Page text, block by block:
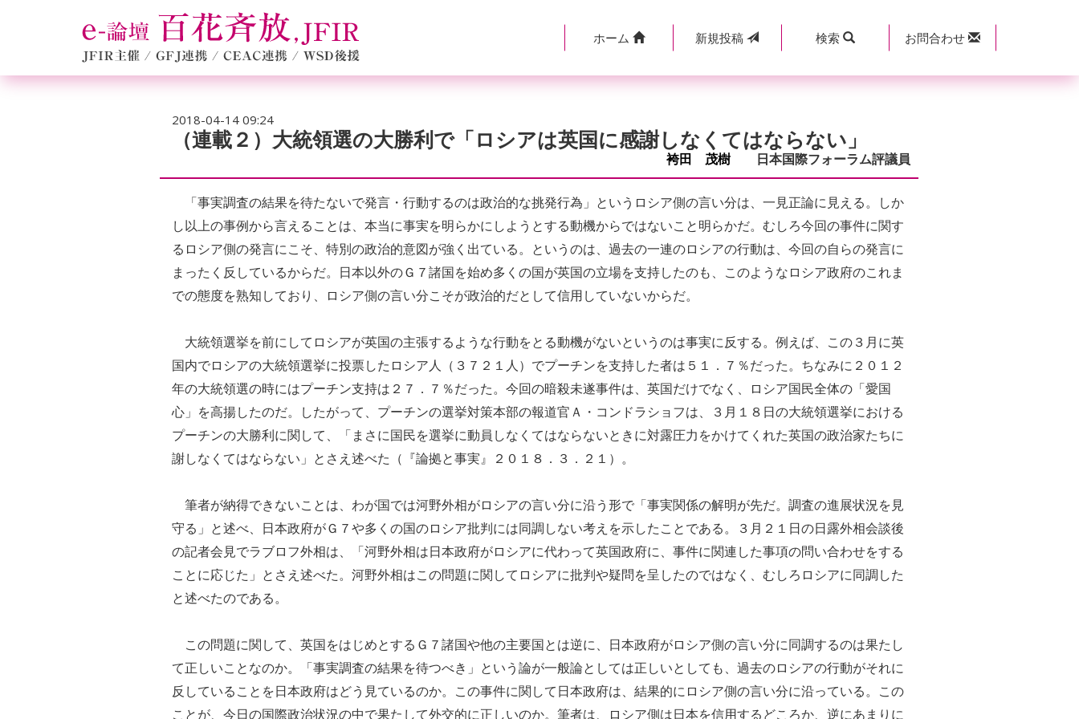
ホーム 新規投稿 検索 お問合わせ
2018-04-14 09:24
（連載２）大統領選の大勝利で「ロシアは英国に感謝しなくてはならない」
袴田 茂樹 日本国際フォーラム評議員
「事実調査の結果を待たないで発言・行動するのは政治的な挑発行為」というロシア側の言い分は、一見正論に見える。しか
し以上の事例から言えることは、本当に事実を明らかにしようとする動機からではないこと明らかだ。むしろ今回の事件に関す
るロシア側の発言にこそ、特別の政治的意図が強く出ている。というのは、過去の一連のロシアの行動は、今回の自らの発言に
まったく反しているからだ。日本以外のＧ７諸国を始め多くの国が英国の立場を支持したのも、このようなロシア政府のこれま
での態度を熟知しており、ロシア側の言い分こそが政治的だとして信用していないからだ。
大統領選挙を前にしてロシアが英国の主張するような行動をとる動機がないというのは事実に反する。例えば、この３月に英
国内でロシアの大統領選挙に投票したロシア人（３７２１人）でプーチンを支持した者は５１．７％だった。ちなみに２０１２
年の大統領選の時にはプーチン支持は２７．７％だった。今回の暗殺未遂事件は、英国だけでなく、ロシア国民全体の「愛国
心」を高揚したのだ。したがって、プーチンの選挙対策本部の報道官Ａ・コンドラショフは、３月１８日の大統領選挙における
プーチンの大勝利に関して、「まさに国民を選挙に動員しなくてはならないときに対露圧力をかけてくれた英国の政治家たちに
謝しなくてはならない」とさえ述べた（『論拠と事実』２０１８．３．２１）。
筆者が納得できないことは、わが国では河野外相がロシアの言い分に沿う形で「事実関係の解明が先だ。調査の進展状況を見
守る」と述べ、日本政府がＧ７や多くの国のロシア批判には同調しない考えを示したことである。３月２１日の日露外相会談後
の記者会見でラブロフ外相は、「河野外相は日本政府がロシアに代わって英国政府に、事件に関連した事項の問い合わせをする
ことに応じた」とさえ述べた。河野外相はこの問題に関してロシアに批判や疑問を呈したのではなく、むしろロシアに同調した
と述べたのである。
この問題に関して、英国をはじめとするＧ７諸国や他の主要国とは逆に、日本政府がロシア側の言い分に同調するのは果たし
て正しいことなのか。「事実調査の結果を待つべき」という論が一般論としては正しいとしても、過去のロシアの行動がそれに
反していることを日本政府はどう見ているのか。この事件に関して日本政府は、結果的にロシア側の言い分に沿っている。この
ことが、今日の国際政治状況の中で果たして外交的に正しいのか。筆者は、ロシア側は日本を信用するどころか、逆にあまりに